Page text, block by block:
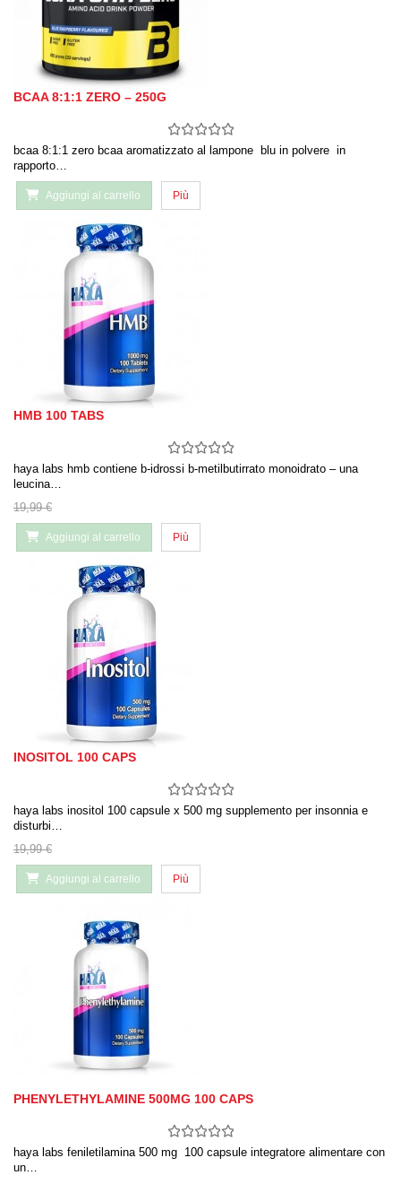
BCAA 8:1:1 ZERO – 250G
bcaa 8:1:1 zero bcaa aromatizzato al lampone blu in polvere in
rapporto…
Aggiungi al carrello Più
HMB 100 TABS
haya labs hmb contiene b-idrossi b-metilbutirrato monoidrato – una
leucina…
19,99 €
Aggiungi al carrello Più
INOSITOL 100 CAPS
haya labs inositol 100 capsule x 500 mg supplemento per insonnia e
disturbi…
19,99 €
Aggiungi al carrello Più
PHENYLETHYLAMINE 500MG 100 CAPS
haya labs feniletilamina 500 mg 100 capsule integratore alimentare con
un…